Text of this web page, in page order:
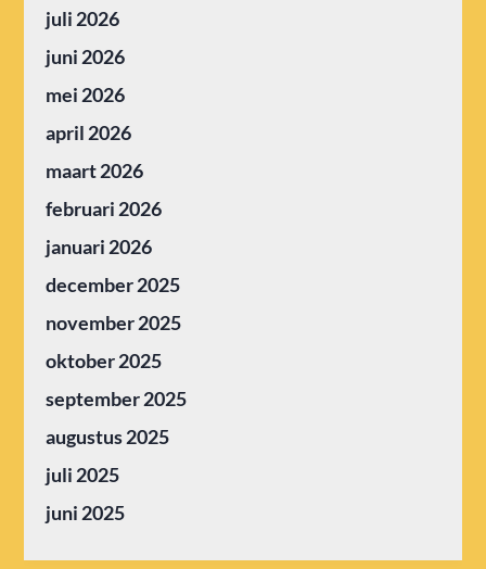
juli 2026
juni 2026
mei 2026
april 2026
maart 2026
februari 2026
januari 2026
december 2025
november 2025
oktober 2025
september 2025
augustus 2025
juli 2025
juni 2025